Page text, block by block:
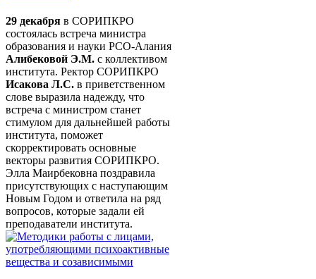
29 декабря в СОРИПКРО
состоялась встреча министра
образования и науки РСО-Алания
Алибековой Э.М. с коллективом
института. Ректор СОРИПКРО
Исакова Л.С. в приветственном
слове выразила надежду, что
встреча с министром станет
стимулом для дальнейшей работы
института, поможет
скорректировать основные
векторы развития СОРИПКРО.
Элла Маирбековна поздравила
присутствующих с наступающим
Новым Годом и ответила на ряд
вопросов, которые задали ей
преподаватели института.